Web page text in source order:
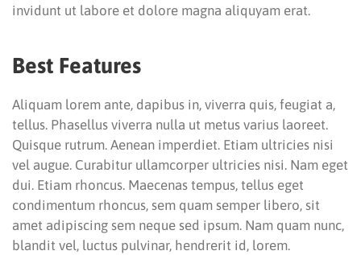
invidunt ut labore et dolore magna aliquyam erat.
Best Features
Aliquam lorem ante, dapibus in, viverra quis, feugiat a,
tellus. Phasellus viverra nulla ut metus varius laoreet.
Quisque rutrum. Aenean imperdiet. Etiam ultricies nisi
vel augue. Curabitur ullamcorper ultricies nisi. Nam eget
dui. Etiam rhoncus. Maecenas tempus, tellus eget
condimentum rhoncus, sem quam semper libero, sit
amet adipiscing sem neque sed ipsum. Nam quam nunc,
blandit vel, luctus pulvinar, hendrerit id, lorem.